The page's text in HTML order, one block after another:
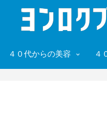
４０代からの美容 ４